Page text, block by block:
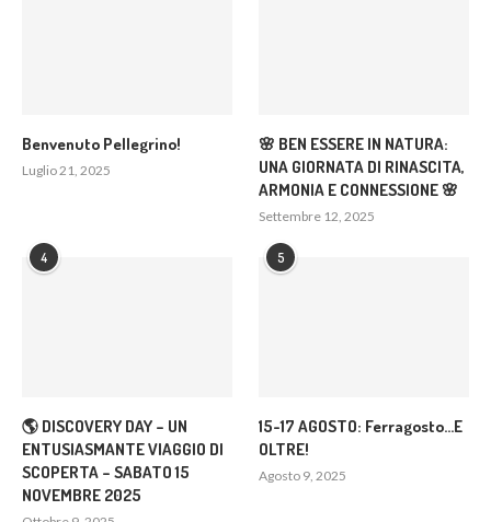
Benvenuto Pellegrino!
Luglio 21, 2025
🌸 BEN ESSERE IN NATURA:
UNA GIORNATA DI RINASCITA,
ARMONIA E CONNESSIONE 🌸
Settembre 12, 2025
4
🌎 DISCOVERY DAY – UN
ENTUSIASMANTE VIAGGIO DI
SCOPERTA – SABATO 15
NOVEMBRE 2025
5
15-17 AGOSTO: Ferragosto…E
OLTRE!
Agosto 9, 2025